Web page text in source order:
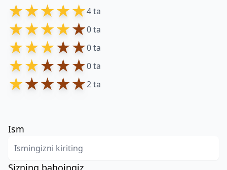
★★★★★4 ta
★★★★★0 ta
★★★★★0 ta
★★★★★0 ta
★★★★★2 ta
Ism
Sizning bahoingiz